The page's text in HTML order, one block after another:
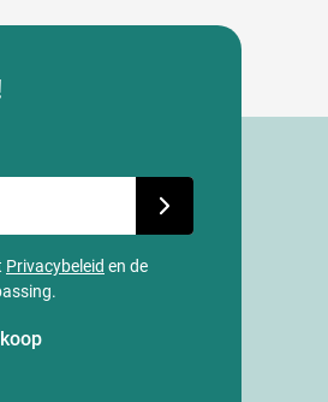
Privacybeleid en de